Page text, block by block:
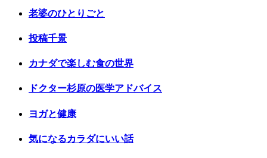
老婆のひとりごと
投稿千景
カナダで楽しむ食の世界
ドクター杉原の医学アドバイス
ヨガと健康
気になるカラダにいい話